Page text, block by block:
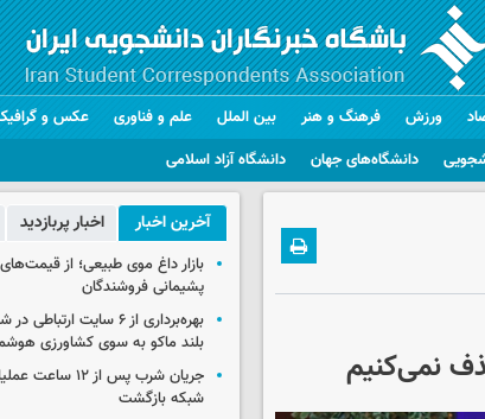
دانشگاه‌های جهان دانشگاه آزاد اسلامی
ورزش فرهنگ و هنر بین الملل علم و فناوری عکس و
نمی‌کنیم
آخرین اخبار اخبار پربازدید
بازار داغ موی طبیعی؛ از
پشیمانی فروشندگان
بهره‌برداری از ۶ سایت
بلند ماکو به سوی کشاورزی
جریان شرب پس از ۱۲
شبکه بازگشت